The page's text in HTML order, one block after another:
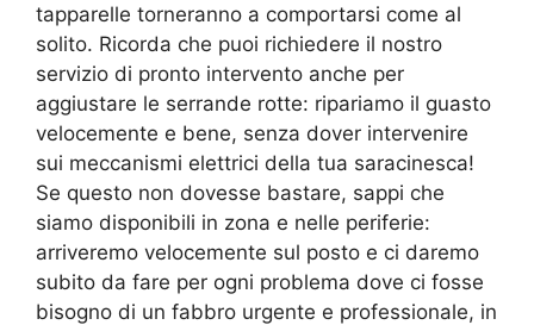
tapparelle torneranno a comportarsi come al
solito. Ricorda che puoi richiedere il nostro
servizio di pronto intervento anche per
aggiustare le serrande rotte: ripariamo il guasto
velocemente e bene, senza dover intervenire
sui meccanismi elettrici della tua saracinesca!
Se questo non dovesse bastare, sappi che
siamo disponibili in zona e nelle periferie:
arriveremo velocemente sul posto e ci daremo
subito da fare per ogni problema dove ci fosse
bisogno di un fabbro urgente e professionale, in